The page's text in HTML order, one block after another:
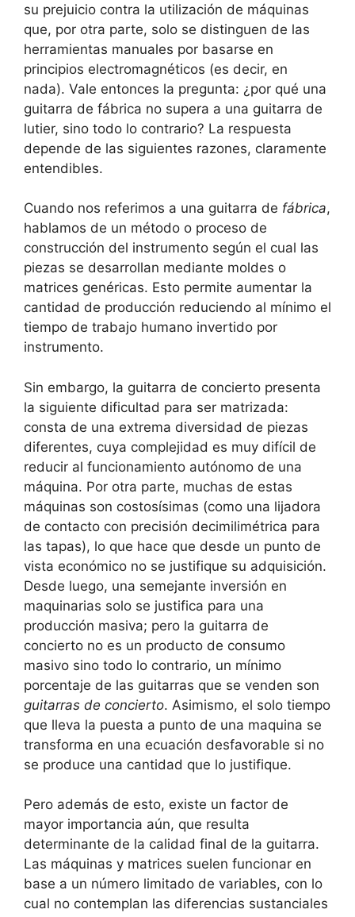
su prejuicio contra la utilización de máquinas
que, por otra parte, solo se distinguen de las
herramientas manuales por basarse en
principios electromagnéticos (es decir, en
nada). Vale entonces la pregunta: ¿por qué una
guitarra de fábrica no supera a una guitarra de
lutier, sino todo lo contrario? La respuesta
depende de las siguientes razones, claramente
entendibles.
Cuando nos referimos a una guitarra de fábrica,
hablamos de un método o proceso de
construcción del instrumento según el cual las
piezas se desarrollan mediante moldes o
matrices genéricas. Esto permite aumentar la
cantidad de producción reduciendo al mínimo el
tiempo de trabajo humano invertido por
instrumento.
Sin embargo, la guitarra de concierto presenta
la siguiente dificultad para ser matrizada:
consta de una extrema diversidad de piezas
diferentes, cuya complejidad es muy difícil de
reducir al funcionamiento autónomo de una
máquina. Por otra parte, muchas de estas
máquinas son costosísimas (como una lijadora
de contacto con precisión decimilimétrica para
las tapas), lo que hace que desde un punto de
vista económico no se justifique su adquisición.
Desde luego, una semejante inversión en
maquinarias solo se justifica para una
producción masiva; pero la guitarra de
concierto no es un producto de consumo
masivo sino todo lo contrario, un mínimo
porcentaje de las guitarras que se venden son
guitarras de concierto. Asimismo, el solo tiempo
que lleva la puesta a punto de una maquina se
transforma en una ecuación desfavorable si no
se produce una cantidad que lo justifique.
Pero además de esto, existe un factor de
mayor importancia aún, que resulta
determinante de la calidad final de la guitarra.
Las máquinas y matrices suelen funcionar en
base a un número limitado de variables, con lo
cual no contemplan las diferencias sustanciales